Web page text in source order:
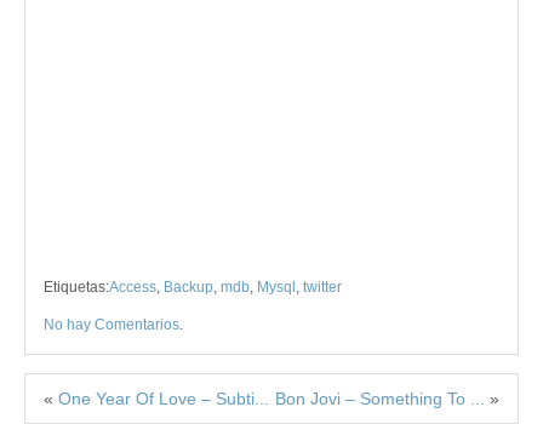
Etiquetas:Access, Backup, mdb, Mysql , twitter
No hay Comentarios.
« One Year Of Love – Subti... Bon Jovi – Something To ... »